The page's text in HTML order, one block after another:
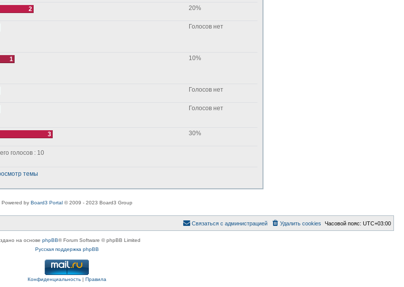
2 20%
Голосов нет
1 10%
Голосов нет
Голосов нет
3 30%
голосов : 10
темы
Powered by Board3 Portal© 2009 - 2023 Board3 Group
Часовой пояс: UTC+03:00
Удалить cookies
Связаться с администрацией
на основе phpBB® Forum Software © phpBB Limited
Русская поддержка phpBB
Конфиденциальность| Правила